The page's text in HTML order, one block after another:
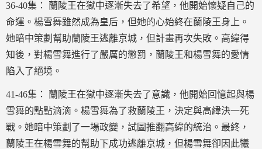
36-40集： 蘭陵王在獄中逐漸失去了希望，他開始懷疑自己的
命運。楊雪舞雖然成為皇后，但她的心始終在蘭陵王身上。
她暗中策劃幫助蘭陵王逃離京城，但計畫再次失敗。高緯得
知後，對楊雪舞進行了嚴厲的懲罰，蘭陵王和楊雪舞的愛情
陷入了絕境。
41-46集： 蘭陵王在獄中逐漸失去了意識，他開始回憶起與楊
雪舞的點點滴滴。楊雪舞為了救蘭陵王，決定與高緯決一死
戰。她暗中策劃了一場政變，試圖推翻高緯的統治。最終，
蘭陵王在楊雪舞的幫助下成功逃離京城，但楊雪舞卻因此犧